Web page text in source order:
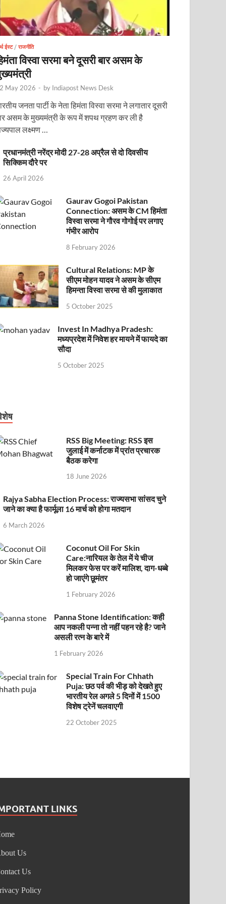
वेबिनार को संबोधित करेंगे
ईस्ट/राजनीति
विस्वा सरमा बने दूसरी बार असम के
May 2026 - by Indiapost News Desk
जनता पार्टी के नेता हिमंता विस्वा सरमा ने लगातार दूसरी
असम के मुख्यमंत्री के रूप में शपथ ग्रहण कर ली है
लक्ष्मण …
प्रधानमंत्री नरेंद्र मोदी 27-28 अप्रैल से दो दिवसीय
सिक्किम दौरे पर
26 April 2026
Gaurav Gogoi Pakistan
Connection: असम के CM हिमंता
विस्वा सरमा ने गौरव गोगोई पर लगाए
गंभीर आरोप
8 February 2026
Cultural Relations: MP के
सीएम मोहन यादव ने असम के सीएम
हिमन्ता विस्वा सरमा से की मुलाकात
5 October 2025
Invest In Madhya Pradesh:
मध्यप्रदेश में निवेश हर मायने में फायदे का
सौदा
5 October 2025
RSS Big Meeting: RSS इस
जुलाई में कर्नाटक में प्रांत प्रचारक
बैठक करेगा
18 June 2026
Rajya Sabha Election Process: राज्यसभा सांसद चुने
जाने का क्या है फार्मूला 16 मार्च को होगा मतदान
6 March 2026
Coconut Oil For Skin
Care:नारियल के तेल में ये चीज
मिलकर फेस पर करें मालिश, दाग-धब्बे
हो जाएंगे छूमंतर
1 February 2026
Panna Stone Identification: कही
आप नकली पन्ना तो नहीं पहन रहे है? जाने
असली रत्न के बारे में
1 February 2026
Special Train For Chhath
Puja: छठ पर्व की भीड़ को देखते हुए
भारतीय रेल अगले 5 दिनों में 1500
विशेष ट्रेनें चलवाएगी
22 October 2025
LINKS
Us
Us
Policy